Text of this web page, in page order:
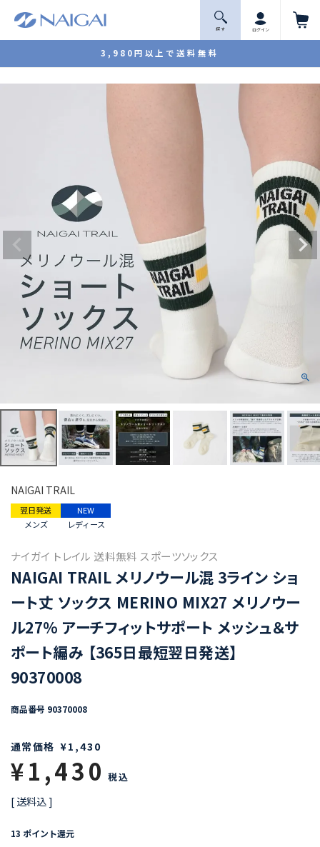
3,980円以上で送料無料
探 す ログイン
NAIGAI TRAIL
翌日発送
NEW
メンズ
レディース
ナイガイ トレイル 送料無料 スポーツソックス
NAIGAI TRAIL メリノウール混 3ライン ショ
ート丈 ソックス MERINO MIX27 メリノウー
ル27％ アーチフィットサポート メッシュ＆サ
ポート編み 【365日最短翌日発送】
90370008
商品番号 90370008
通常価格 ¥1,430
¥1,430 税込
送料込
13 ポイント還元